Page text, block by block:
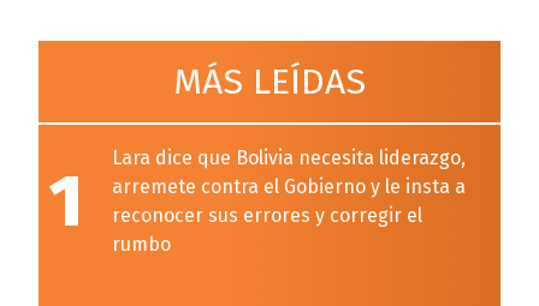
MÁS LEÍDAS
1
Lara dice que Bolivia necesita liderazgo,
arremete contra el Gobierno y le insta a
reconocer sus errores y corregir el
rumbo